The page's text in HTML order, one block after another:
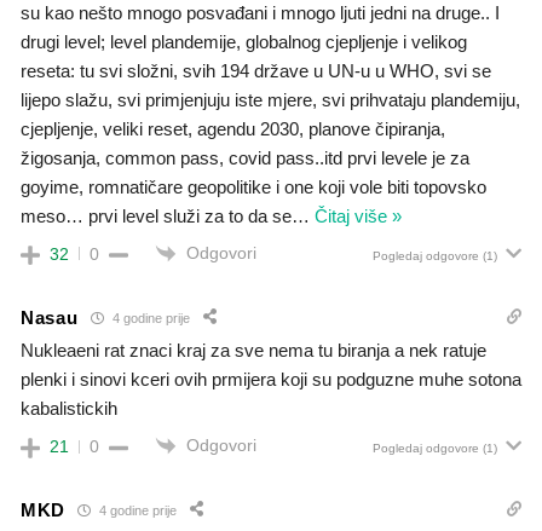
su kao nešto mnogo posvađani i mnogo ljuti jedni na druge.. I
drugi level; level plandemije, globalnog cjepljenje i velikog
reseta: tu svi složni, svih 194 države u UN-u u WHO, svi se
lijepo slažu, svi primjenjuju iste mjere, svi prihvataju plandemiju,
cjepljenje, veliki reset, agendu 2030, planove čipiranja,
žigosanja, common pass, covid pass..itd prvi levele je za
goyime, romnatičare geopolitike i one koji vole biti topovsko
meso… prvi level služi za to da se… Čitaj više »
32 0 Odgovori Pogledaj odgovore (1)
Nasau 4 godine prije
Nukleaeni rat znaci kraj za sve nema tu biranja a nek ratuje
plenki i sinovi kceri ovih prmijera koji su podguzne muhe sotona
kabalistickih
21 0 Odgovori Pogledaj odgovore (1)
MKD 4 godine prije